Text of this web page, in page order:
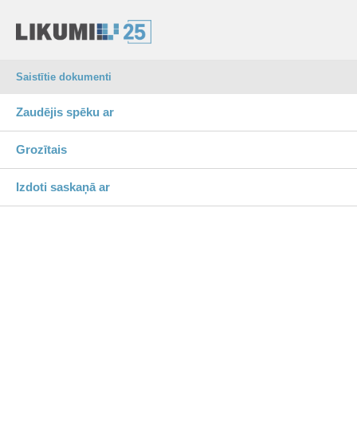
Saistītie dokumenti
Zaudējis spēku ar
Grozītais
Izdoti saskaņā ar